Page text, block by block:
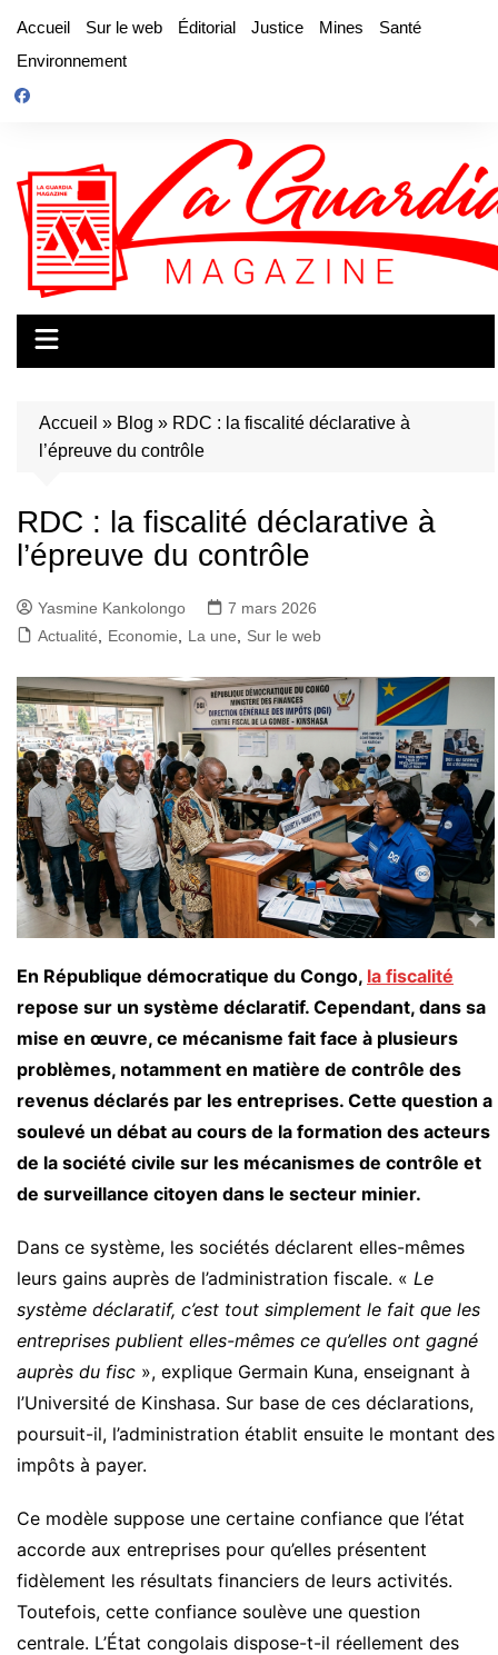
contenu
Accueil Sur le web Éditorial Justice Mines
Santé
Environnement
Accueil » Blog » RDC : la fiscalité déclarative à
l’épreuve du contrôle
RDC : la fiscalité déclarative à
l’épreuve du contrôle
Yasmine Kankolongo
7 mars 2026
Actualité
Economie La une Sur le web
En République démocratique du Congo, la fiscalité
repose sur un système déclaratif. Cependant, dans sa
mise en œuvre, ce mécanisme fait face à plusieurs
problèmes, notamment en matière de contrôle des
revenus déclarés par les entreprises. Cette question a
soulevé un débat au cours de la formation des acteurs
de la société civile sur les mécanismes de contrôle et
de surveillance citoyen dans le secteur minier.
Dans ce système, les sociétés déclarent elles-mêmes
leurs gains auprès de l’administration fiscale. « Le
système déclaratif, c’est tout simplement le fait que les
entreprises publient elles-mêmes ce qu’elles ont gagné
auprès du fisc », explique Germain Kuna, enseignant à
l’Université de Kinshasa. Sur base de ces déclarations,
poursuit-il, l’administration établit ensuite le montant des
impôts à payer.
Ce modèle suppose une certaine confiance que l’état
accorde aux entreprises pour qu’elles présentent
fidèlement les résultats financiers de leurs activités.
Toutefois, cette confiance soulève une question
centrale. L’État congolais dispose-t-il réellement des